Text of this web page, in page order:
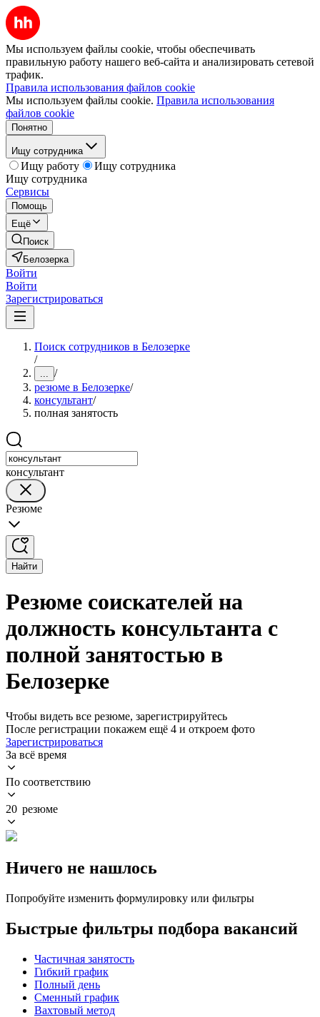
Мы используем файлы cookie, чтобы обеспечивать
правильную работу нашего веб-сайта и анализировать сетевой
трафик.
Правила использования файлов cookie
Мы используем файлы cookie. Правила использования
файлов cookie
Понятно
Ищу сотрудника
Ищу работу
Ищу сотрудника
Ищу сотрудника
Сервисы
Помощь
Ещё
Поиск
Белозерка
Войти
Войти
Зарегистрироваться
Поиск сотрудников в Белозерке
/
... /
резюме в Белозерке/
консультант/
полная занятость
консультант
Резюме
Найти
Резюме соискателей на
должность консультанта с
полной занятостью в
Белозерке
Чтобы видеть все резюме, зарегистрируйтесь
После регистрации покажем ещё 4 и откроем фото
Зарегистрироваться
За всё время
По соответствию
20 резюме
Ничего не нашлось
Попробуйте изменить формулировку или фильтры
Быстрые фильтры подбора вакансий
Частичная занятость
Гибкий график
Полный день
Сменный график
Вахтовый метод